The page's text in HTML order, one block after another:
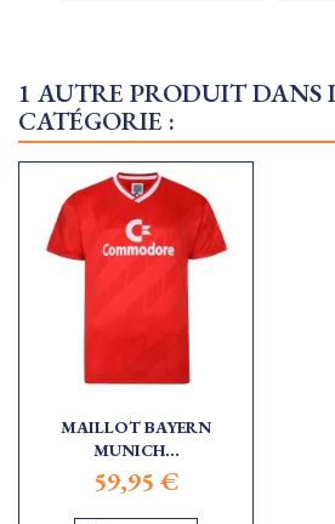
1 AUTRE PRODUIT DANS
CATÉGORIE :
MAILLOT BAYERN
MUNICH...
59,95 €